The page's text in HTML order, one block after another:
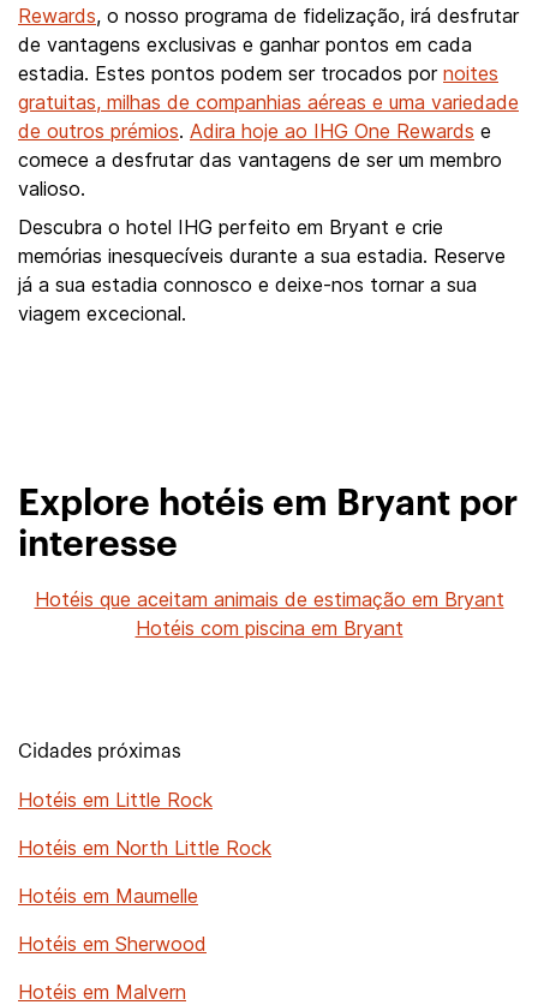
Rewards, o nosso programa de fidelização, irá desfrutar
de vantagens exclusivas e ganhar pontos em cada
estadia. Estes pontos podem ser trocados por noites
gratuitas, milhas de companhias aéreas e uma variedade
de outros prémios. Adira hoje ao IHG One Rewards e
comece a desfrutar das vantagens de ser um membro
valioso.
Descubra o hotel IHG perfeito em Bryant e crie
memórias inesquecíveis durante a sua estadia. Reserve
já a sua estadia connosco e deixe-nos tornar a sua
viagem excecional.
Explore hotéis em Bryant por
interesse
Hotéis que aceitam animais de estimação em Bryant
Hotéis com piscina em Bryant
Cidades próximas
Hotéis em Little Rock
Hotéis em North Little Rock
Hotéis em Maumelle
Hotéis em Sherwood
Hotéis em Malvern